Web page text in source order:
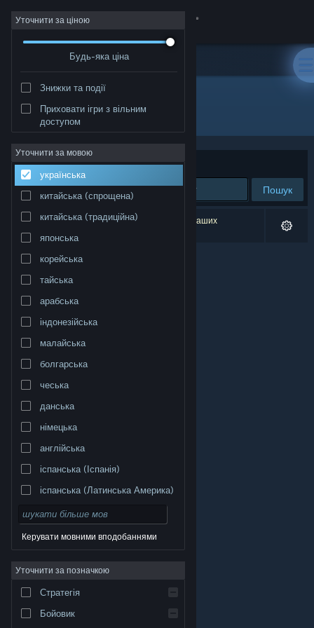
Увійти
Крамниця
Інформація
Підтримка
Змінити мову
Переглянути повну версію
© Valve Corporation. Усі права захищено. Усі
Юридична інформація
підписника Steam
cookie
Уточнити за ціною
Будь-яка ціна
Знижки та події
Приховати ігри з вільним
доступом
Уточнити за мовою
українська
китайська (спрощена)
китайська (традиційна)
японська
корейська
тайська
арабська
індонезійська
малайська
болгарська
чеська
данська
німецька
англійська
іспанська (Іспанія)
іспанська (Латинська Америка)
Керувати мовними вподобаннями
Уточнити за позначкою
Стратегія
Бойовик
Розробник: Jenya Kuzmenko
Упорядкувати за доречністю
Пошук
Результатів вашого пошуку: 0. Відповідно до ваших
уподобань було виключено 1 найменування.